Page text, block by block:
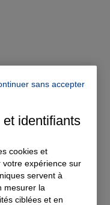
sans accepter
identifiants
cookies et
votre expérience sur
servent à
mesurer la
ciblées et en